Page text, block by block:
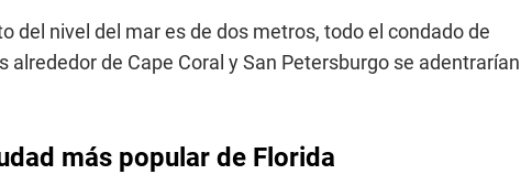
del nivel del mar es de dos metros, todo el condado de
de Cape Coral y San Petersburgo se adentrarían
más popular de Florida